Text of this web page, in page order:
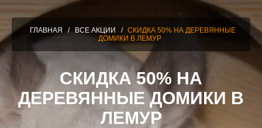
ГЛАВНАЯ / ВСЕ АКЦИИ / СКИДКА 50% НА ДЕРЕВЯННЫЕ
ДОМИКИ В ЛЕМУР
СКИДКА 50% НА
ДЕРЕВЯННЫЕ ДОМИКИ В
ЛЕМУР